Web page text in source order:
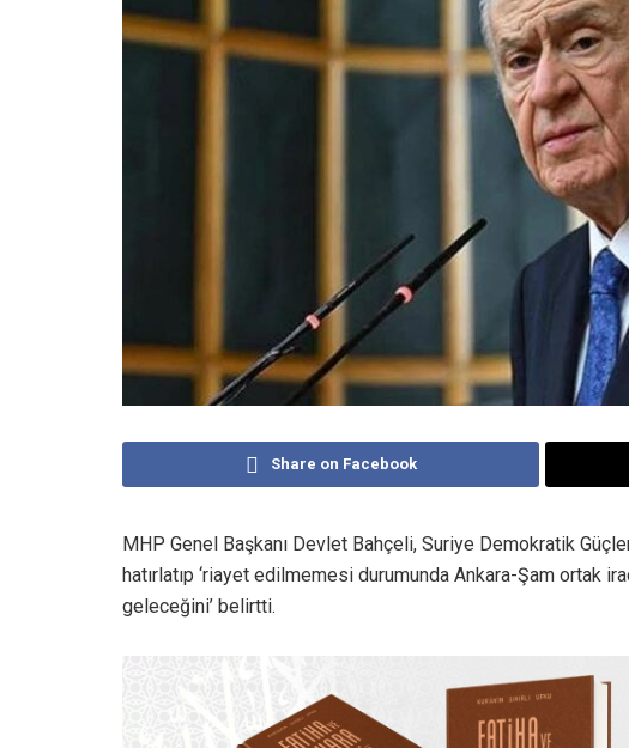
Share on Facebook
MHP Genel Başkanı Devlet Bahçeli, Suriye Demokratik
hatırlatıp ‘riayet edilmemesi durumunda Ankara-Şam ortak
geleceğini’ belirtti.